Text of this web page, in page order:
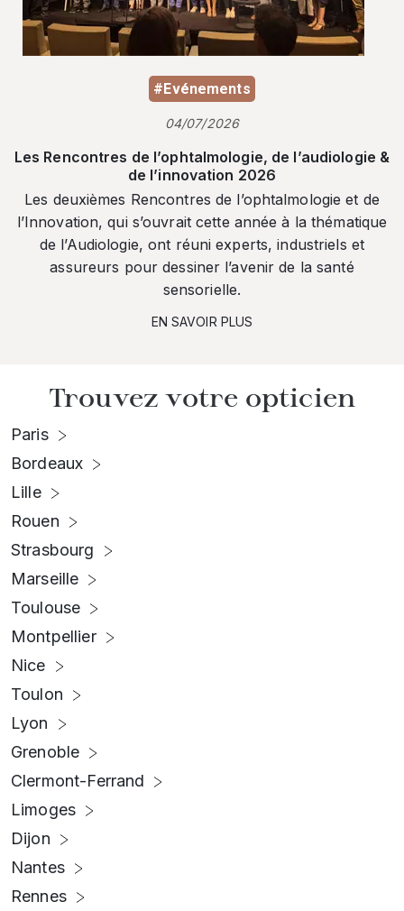
#Evénements
04/07/2026
Les Rencontres de l’ophtalmologie, de l’audiologie &
de l’innovation 2026
Les deuxièmes Rencontres de l’ophtalmologie et de
l’Innovation, qui s’ouvrait cette année à la thématique
de l’Audiologie, ont réuni experts, industriels et
assureurs pour dessiner l’avenir de la santé
sensorielle.
EN SAVOIR PLUS
Trouvez votre opticien
Paris
Bordeaux
Lille
Rouen
Strasbourg
Marseille
Toulouse
Montpellier
Nice
Toulon
Lyon
Grenoble
Clermont-Ferrand
Limoges
Dijon
Nantes
Rennes